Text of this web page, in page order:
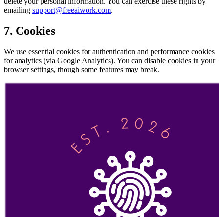
emailing support@freeaiwork.com.
7. Cookies
We use essential cookies for authentication and performance cookies
for analytics (via Google Analytics). You can disable cookies in your
browser settings, though some features may break.